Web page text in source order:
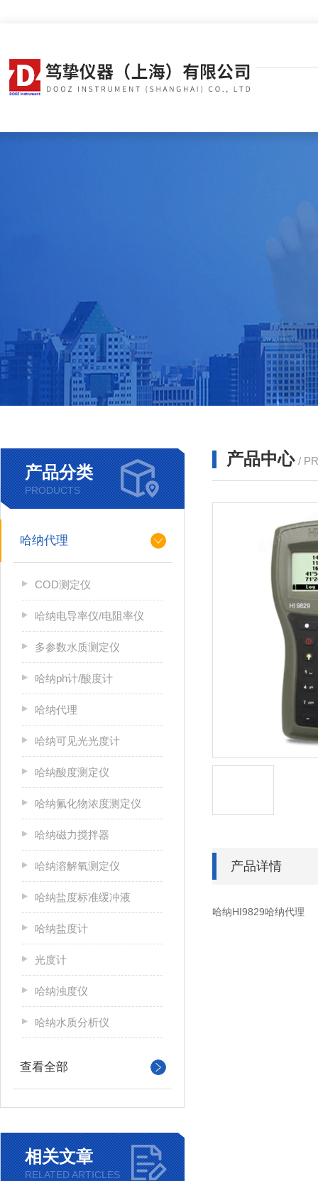
产品分类
PRODUCTS
哈纳代理
COD测定仪
哈纳电导率仪/电阻率仪
多参数水质测定仪
哈纳ph计/酸度计
哈纳代理
哈纳可见光光度计
哈纳酸度测定仪
哈纳氟化物浓度测定仪
哈纳磁力搅拌器
哈纳溶解氧测定仪
哈纳盐度标准缓冲液
哈纳盐度计
光度计
哈纳浊度仪
哈纳水质分析仪
查看全部
相关文章
RELATED ARTICLES
产品中心 /
产品详情
哈纳HI9829哈纳代理